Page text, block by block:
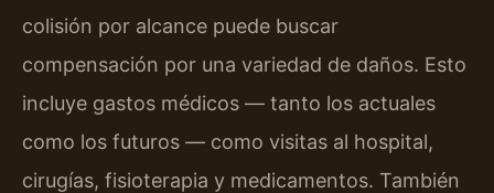
colisión por alcance puede buscar
compensación por una variedad de daños. Esto
incluye gastos médicos — tanto los actuales
como los futuros — como visitas al hospital,
cirugías, fisioterapia y medicamentos. También